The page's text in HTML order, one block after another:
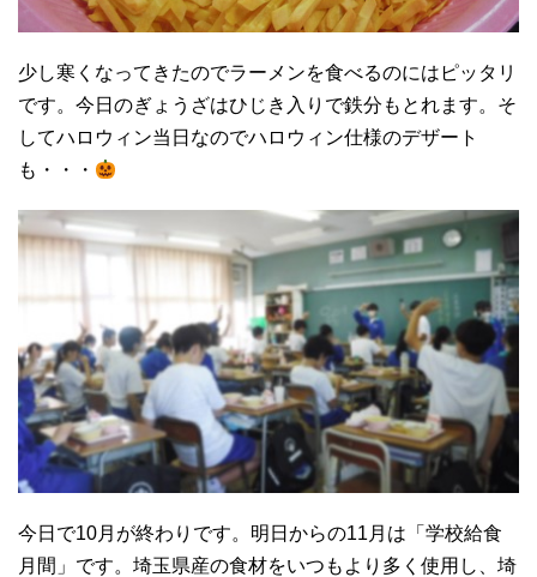
少し寒くなってきたのでラーメンを食べるのにはピッタリ
です。今日のぎょうざはひじき入りで鉄分もとれます。そ
してハロウィン当日なのでハロウィン仕様のデザート
も・・・
今日で10月が終わりです。明日からの11月は「学校給食
月間」です。埼玉県産の食材をいつもより多く使用し、埼